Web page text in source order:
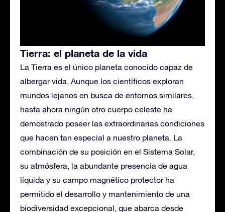
Tierra: el planeta de la vida
La Tierra es el único planeta conocido capaz de
albergar vida. Aunque los científicos exploran
mundos lejanos en busca de entornos similares,
hasta ahora ningún otro cuerpo celeste ha
demostrado poseer las extraordinarias condiciones
que hacen tan especial a nuestro planeta. La
combinación de su posición en el Sistema Solar,
su atmósfera, la abundante presencia de agua
líquida y su campo magnético protector ha
permitido el desarrollo y mantenimiento de una
biodiversidad excepcional, que abarca desde